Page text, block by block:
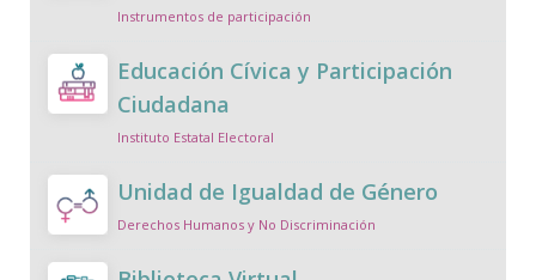
Instrumentos de participación
Educación Cívica y Participación
Ciudadana
Instituto Estatal Electoral
Unidad de Igualdad de Género
Derechos Humanos y No Discriminación